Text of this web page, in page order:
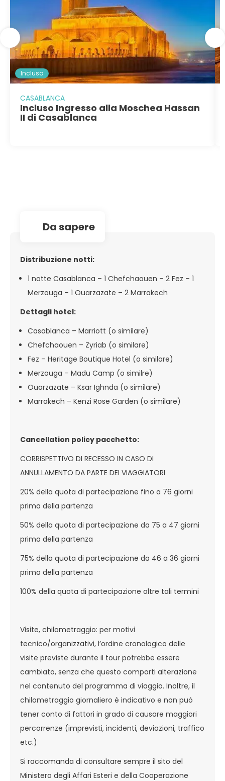
Incluso
CASABLANCA
Incluso Ingresso alla Moschea Hassan
II di Casablanca
da sapere
Distribuzione notti:
1 notte Casablanca – 1 Chefchaouen – 2 Fez – 1
Merzouga – 1 Ouarzazate – 2 Marrakech
Dettagli hotel:
Casablanca – Marriott (o similare)
Chefchaouen – Zyriab (o similare)
Fez – Heritage Boutique Hotel (o similare)
Merzouga – Madu Camp (o similre)
Ouarzazate – Ksar Ighnda (o similare)
Marrakech – Kenzi Rose Garden (o similare)
Cancellation policy pacchetto:
CORRISPETTIVO DI RECESSO IN CASO DI
ANNULLAMENTO DA PARTE DEI VIAGGIATORI
20% della quota di partecipazione fino a 76 giorni
prima della partenza
50% della quota di partecipazione da 75 a 47 giorni
prima della partenza
75% della quota di partecipazione da 46 a 36 giorni
prima della partenza
100% della quota di partecipazione oltre tali termini
Visite, chilometraggio: per motivi
tecnico/organizzativi, l’ordine cronologico delle
visite previste durante il tour potrebbe essere
cambiato, senza che questo comporti alterazione
nel contenuto del programma di viaggio. Inoltre, il
chilometraggio giornaliero è indicativo e non può
tener conto di fattori in grado di causare maggiori
percorrenze (imprevisti, incidenti, deviazioni, traffico
etc.)
Si raccomanda di consultare sempre il sito del
Ministero degli Affari Esteri e della Cooperazione